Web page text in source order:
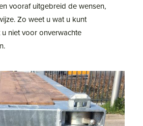
vooraf uitgebreid de wensen,
Zo weet u wat u kunt
niet voor onverwachte